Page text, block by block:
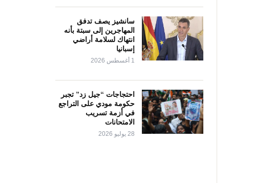
سانشيز يصف تدفق
المهاجرين إلى سبتة بأنه
انتهاك لسلامة أراضي
إسبانيا
1 أغسطس 2026
احتجاجات “جيل زد” تجبر
حكومة مودي على التراجع
في أزمة تسريب
الامتحانات
28 يوليو 2026